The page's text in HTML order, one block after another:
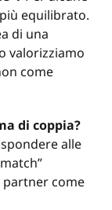
equilibrato.
di una
valorizziamo
come
di coppia?
alle
come